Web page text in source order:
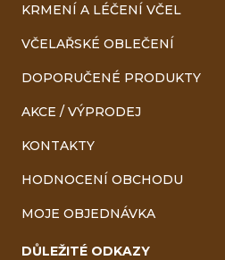
KRMENÍ A LÉČENÍ VČEL
VČELAŘSKÉ OBLEČENÍ
DOPORUČENÉ PRODUKTY
AKCE / VÝPRODEJ
KONTAKTY
HODNOCENÍ OBCHODU
MOJE OBJEDNÁVKA
DŮLEŽITÉ ODKAZY